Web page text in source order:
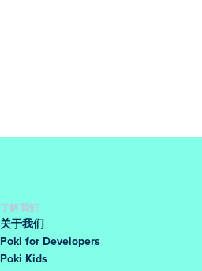
了解我们
关于我们
Poki for Developers
Poki Kids